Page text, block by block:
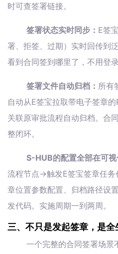
时可查签署链接。
签署状态实时同步： E签
署、拒签、过期）实时回传到
看到合同签到哪里了，不用登录
签署文件自动归档： 所有
自动从E签宝拉取带电子签章
关联原审批流程自动归档。合
整闭环。
S-HUB的配置全部在可视
流程节点→触发E签宝签章任
章位置参数配置、归档路径设
发代码。实施周期一到两周。
三、不只是发起签章，是全
一个完整的合同签署场景